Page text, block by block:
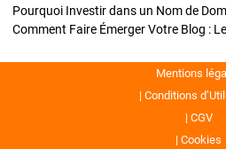
Mentions
Conditions
CGV
Cookies